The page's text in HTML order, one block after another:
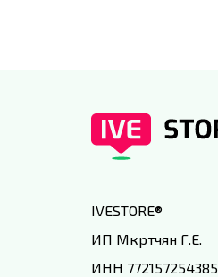
IVESTORE®
ИП Мкртчян Г.Е.
ИНН 772157254385